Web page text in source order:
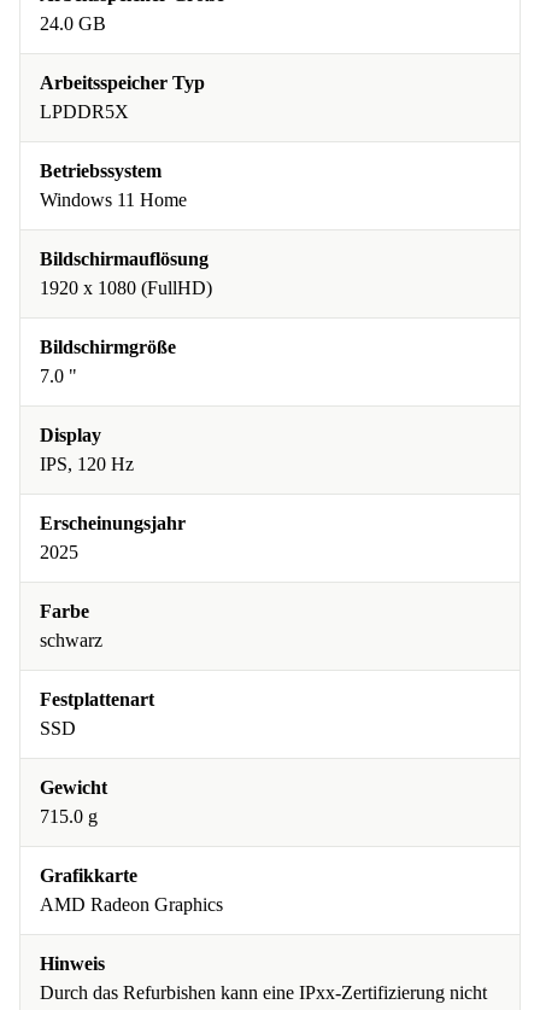
24.0 GB
Arbeitsspeicher Typ
LPDDR5X
Betriebssystem
Windows 11 Home
Bildschirmauflösung
1920 x 1080 (FullHD)
Bildschirmgröße
7.0 "
Display
IPS, 120 Hz
Erscheinungsjahr
2025
Farbe
schwarz
Festplattenart
SSD
Gewicht
715.0 g
Grafikkarte
AMD Radeon Graphics
Hinweis
Durch das Refurbishen kann eine IPxx-Zertifizierung nicht